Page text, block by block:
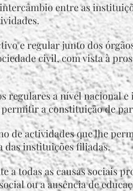
entre as
e regular junto dos
civil, com vista à
regulares a nível nacional
a constituição de
de actividades que lhe
das instituições filiadas.
a todas as causas sociais
ou a ausência de